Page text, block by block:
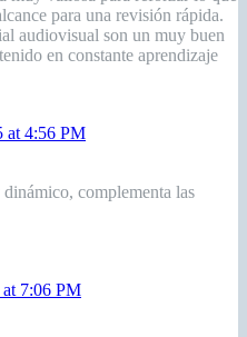
para una revisión rápida.
audiovisual son un muy buen
en constante aprendizaje
at 4:56 PM
complementa las
7:06 PM